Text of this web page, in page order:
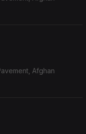
Afghan